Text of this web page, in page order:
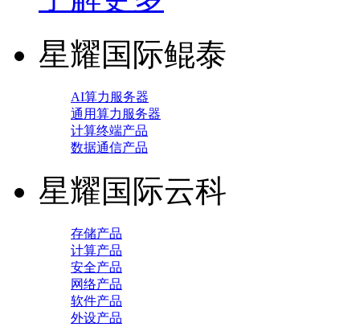
星耀国际鲲泰
AI算力服务器
通用算力服务器
计算终端产品
数据通信产品
星耀国际云科
存储产品
计算产品
安全产品
网络产品
软件产品
外设产品